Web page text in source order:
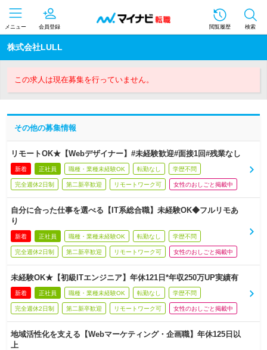
メニュー 会員登録 閲覧履歴 検索
株式会社LULL
この求人は現在募集を行っていません。
その他の募集情報
リモートOK★【Webデザイナー】#未経験歓迎#面接1回#残業なし
新着 正社員 職種・業種未経験OK 転勤なし 学歴不問
完全週休2日制 第二新卒歓迎 リモートワーク可 女性のおしごと掲載中
自分に合った仕事を選べる【IT系総合職】未経験OK◆フルリモあ
り
新着 正社員 職種・業種未経験OK 転勤なし 学歴不問
完全週休2日制 第二新卒歓迎 リモートワーク可 女性のおしごと掲載中
未経験OK★【初級ITエンジニア】年休121日*年収250万UP実績有
新着 正社員 職種・業種未経験OK 転勤なし 学歴不問
完全週休2日制 第二新卒歓迎 リモートワーク可 女性のおしごと掲載中
地域活性化を支える【Webマーケティング・企画職】年休125日以
上